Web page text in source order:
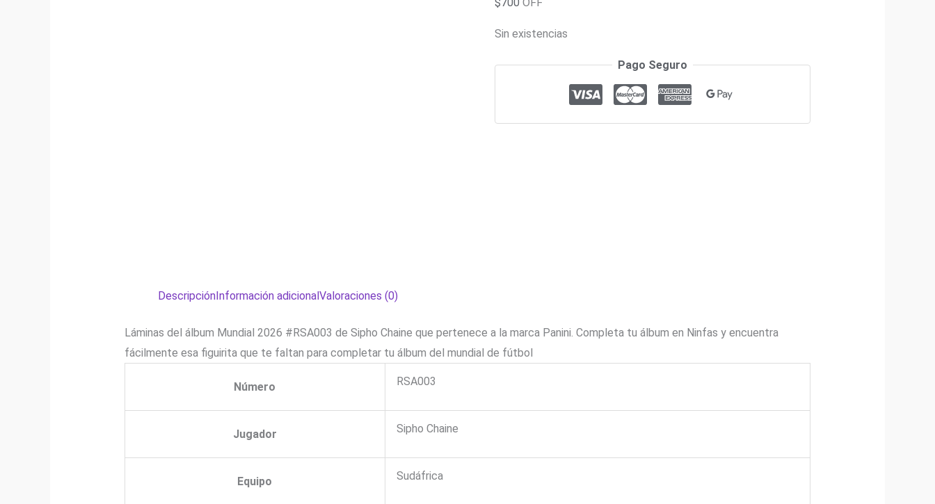
$700 OFF
Sin existencias
Pago Seguro
DescripciónInformación adicional Valoraciones (0)
Láminas del álbum Mundial 2026 #RSA003 de Sipho Chaine que pertenece a la marca Panini. Completa tu álbum en Ninfas y encuentra
fácilmente esa figuirita que te faltan para completar tu álbum del mundial de fútbol
Número RSA003
Jugador Sipho Chaine
Equipo Sudáfrica